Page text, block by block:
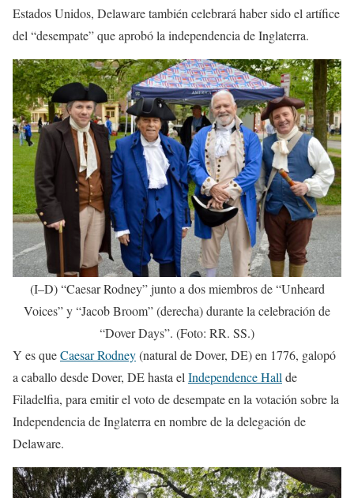
Estados Unidos, Delaware también celebrará haber sido el artífice
del “desempate” que aprobó la independencia de Inglaterra.
(I–D) “Caesar Rodney” junto a dos miembros de “Unheard
Voices” y “Jacob Broom” (derecha) durante la celebración de
“Dover Days”. (Foto: RR. SS.)
Y es queCaesar Rodney(natural de Dover, DE) en 1776, galopó
a caballo desde Dover, DE hasta el Independence Hall de
Filadelfia, para emitir el voto de desempate en la votación sobre la
Independencia de Inglaterra en nombre de la delegación de
Delaware.